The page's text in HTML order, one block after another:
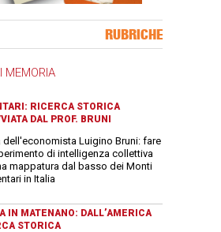
RUBRICHE
MEMORIA
RICERCA STORICA
DAL PROF. BRUNI
dell'economista Luigino Bruni: fare
di intelligenza collettiva
mappatura dal basso dei Monti
in Italia
IN MATENANO: DALL’AMERICA
STORICA